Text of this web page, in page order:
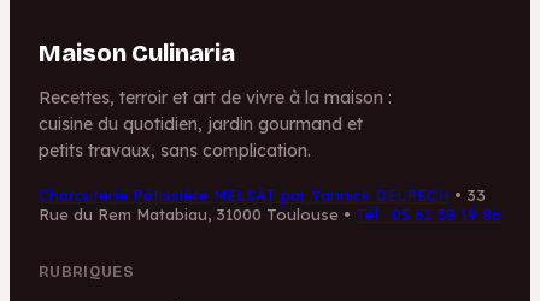
Maison Culinaria
Recettes, terroir et art de vivre à la maison :
cuisine du quotidien, jardin gourmand et
petits travaux, sans complication.
Charcuterie Pâtissière MELSÀT par Yannick DELPECH • 33
Rue du Rem Matabiau, 31000 Toulouse • Tél : 05 61 38 19 86
RUBRIQUES